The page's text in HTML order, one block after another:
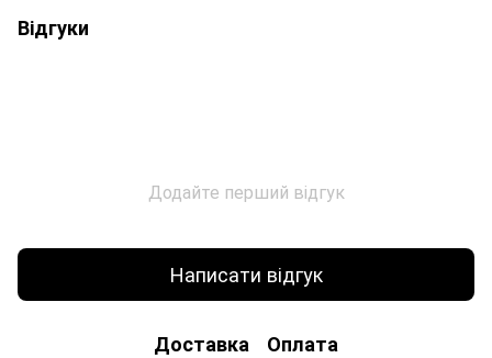
Відгуки
Додайте перший відгук
Написати відгук
Доставка Оплата